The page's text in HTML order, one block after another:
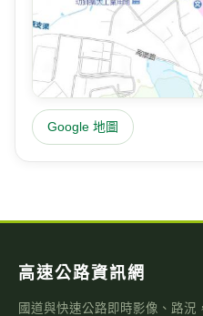
Google 地圖
高速公路資訊網
國道與快速公路即時影像、路